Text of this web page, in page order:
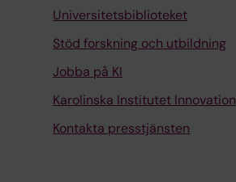
Universitetsbiblioteket
Stöd forskning och utbildning
Jobba på KI
Karolinska Institutet Innovation
Kontakta presstjänsten